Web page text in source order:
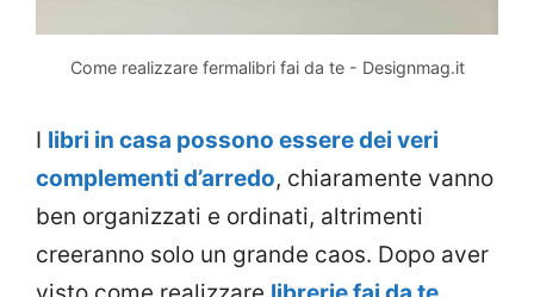
Come realizzare fermalibri fai da te - Designmag.it
I libri in casa possono essere dei veri
complementi d’arredo, chiaramente vanno
ben organizzati e ordinati, altrimenti
creeranno solo un grande caos. Dopo aver